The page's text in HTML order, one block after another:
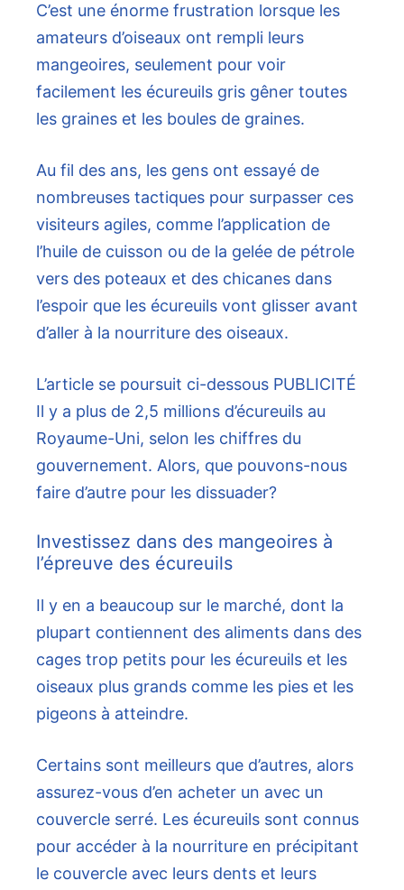
C’est une énorme frustration lorsque les
amateurs d’oiseaux ont rempli leurs
mangeoires, seulement pour voir
facilement les écureuils gris gêner toutes
les graines et les boules de graines.
Au fil des ans, les gens ont essayé de
nombreuses tactiques pour surpasser ces
visiteurs agiles, comme l’application de
l’huile de cuisson ou de la gelée de pétrole
vers des poteaux et des chicanes dans
l’espoir que les écureuils vont glisser avant
d’aller à la nourriture des oiseaux.
L’article se poursuit ci-dessous PUBLICITÉ
Il y a plus de 2,5 millions d’écureuils au
Royaume-Uni, selon les chiffres du
gouvernement. Alors, que pouvons-nous
faire d’autre pour les dissuader?
Investissez dans des mangeoires à
l’épreuve des écureuils
Il y en a beaucoup sur le marché, dont la
plupart contiennent des aliments dans des
cages trop petits pour les écureuils et les
oiseaux plus grands comme les pies et les
pigeons à atteindre.
Certains sont meilleurs que d’autres, alors
assurez-vous d’en acheter un avec un
couvercle serré. Les écureuils sont connus
pour accéder à la nourriture en précipitant
le couvercle avec leurs dents et leurs